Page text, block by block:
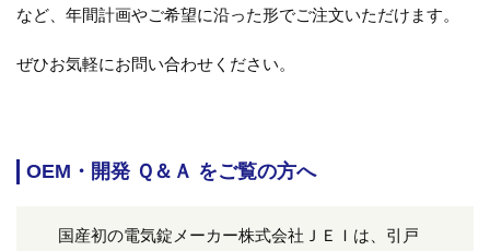
など、年間計画やご希望に沿った形でご注文いただけます。
ぜひお気軽にお問い合わせください。
OEM・開発 Ｑ＆Ａ をご覧の方へ
国産初の電気錠メーカー株式会社ＪＥＩは、引戸